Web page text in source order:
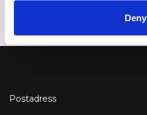
Deny
Postadress